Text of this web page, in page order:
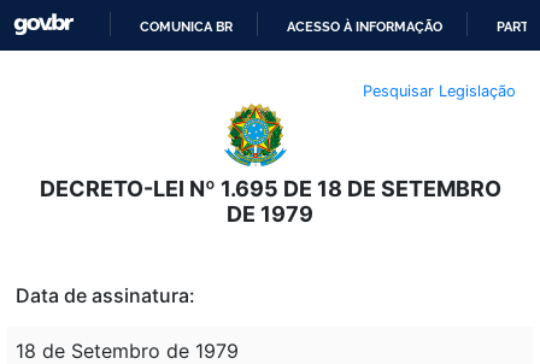
O
CONTEÚDO
COMUNICA BR ACESSO À INFORMAÇÃO
Pesquisar Legislação
DECRETO-LEI Nº 1.695 DE 18 DE SETEMBRO
DE 1979
Data de assinatura:
18 de Setembro de 1979